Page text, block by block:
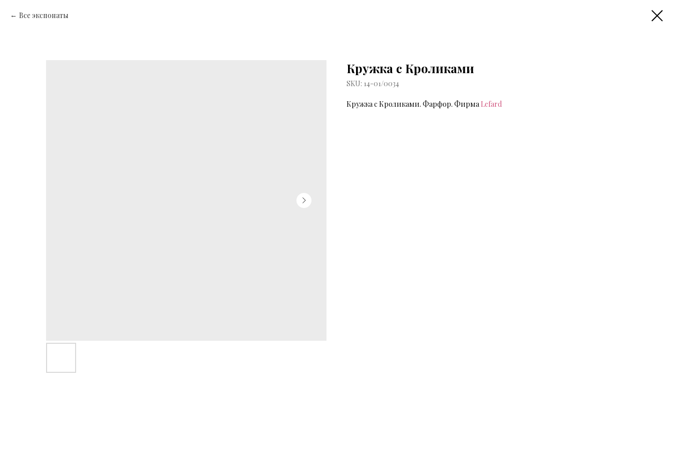
Все экспонаты
Кружка с Кроликами
SKU: 14-01/0034
Кружка с Кроликами. Фарфор. ФирмаLefard